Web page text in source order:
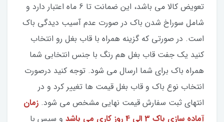
تعویض کالا می باشد، این ضمانت تا 6 ماه اعتبار دارد و
شامل سوراخ شدن باک در صورت عدم آسیب دیدگی باک
است. در صورتی که گزینه همراه با قاب بغل رو انتخاب
کنید یک جفت قاب بغل هم رنگ با جنس انتخابی شما
همراه باک برای شما ارسال می شود. توجه کنید درصورت
انتخاب نوع باک و قاب بغل قیمت ها تغییر کرد و در
انتهای ثبت سفارش قیمت نهایی مشخص می شود. زمان
آماده سازی باک 3 الی 4 روز کاری می باشد
و سپس با